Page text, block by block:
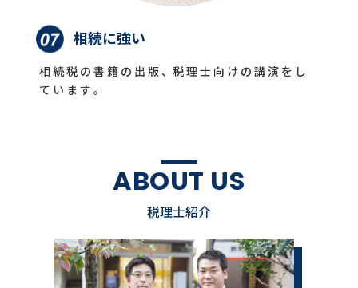
相続に強い
相 続 税 の 書 籍 の 出 版 、税 理 士 向 け の 講 演 を し
て い ま す 。
ABOUT US
税理士紹介